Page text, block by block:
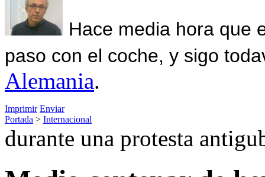
Hace media hora que
paso con el coche, y sigo
Alemania.
Imprimir Enviar
Portada > Internacional
durante una protesta